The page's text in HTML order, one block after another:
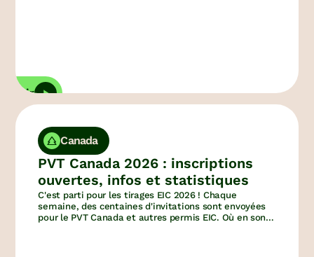
Canada
PVT Canada 2026 : inscriptions
ouvertes, infos et statistiques
C'est parti pour les tirages EIC 2026 ! Chaque
semaine, des centaines d'invitations sont envoyées
pour le PVT Canada et autres permis EIC. Où en sont